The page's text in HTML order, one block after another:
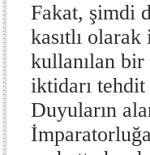
Fakat, şimdi
kasıtlı
kullanılan bir
iktidarı
Duyuların